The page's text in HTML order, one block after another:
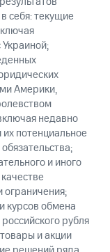
себя: текущие
Америки,
недавно
потенциальное
и иного
ограничения;
курсов обмена
рубля
и акции